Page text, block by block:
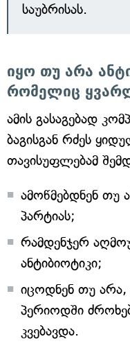
საუბრისას.
იყო თუ არა
რომელიც
ამის გასაგებად
ბაგისგან რძეს
თავისუფლებამ
ამოწმებდნენ თუ
პარტიას;
რამდენჯერ
ანტიბიოტიკი;
იცოდნენ თუ
პერიოდში
კვებავდა.